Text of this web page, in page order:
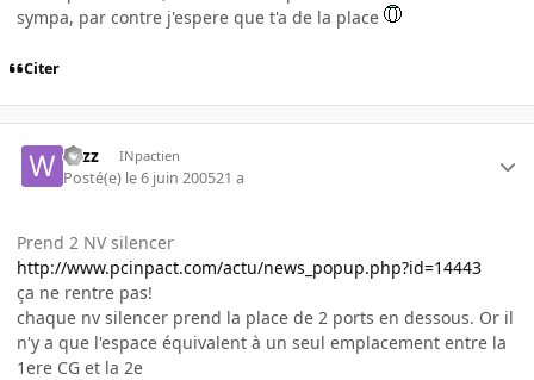
sympa, par contre j'espere que t'a de la place
Citer
wizz INpactien
Posté(e) le 6 juin 200521 a
Prend 2 NV silencer
http://www.pcinpact.com/actu/news_popup.php?id=14443
ça ne rentre pas!
chaque nv silencer prend la place de 2 ports en dessous. Or il
n'y a que l'espace équivalent à un seul emplacement entre la
1ere CG et la 2e